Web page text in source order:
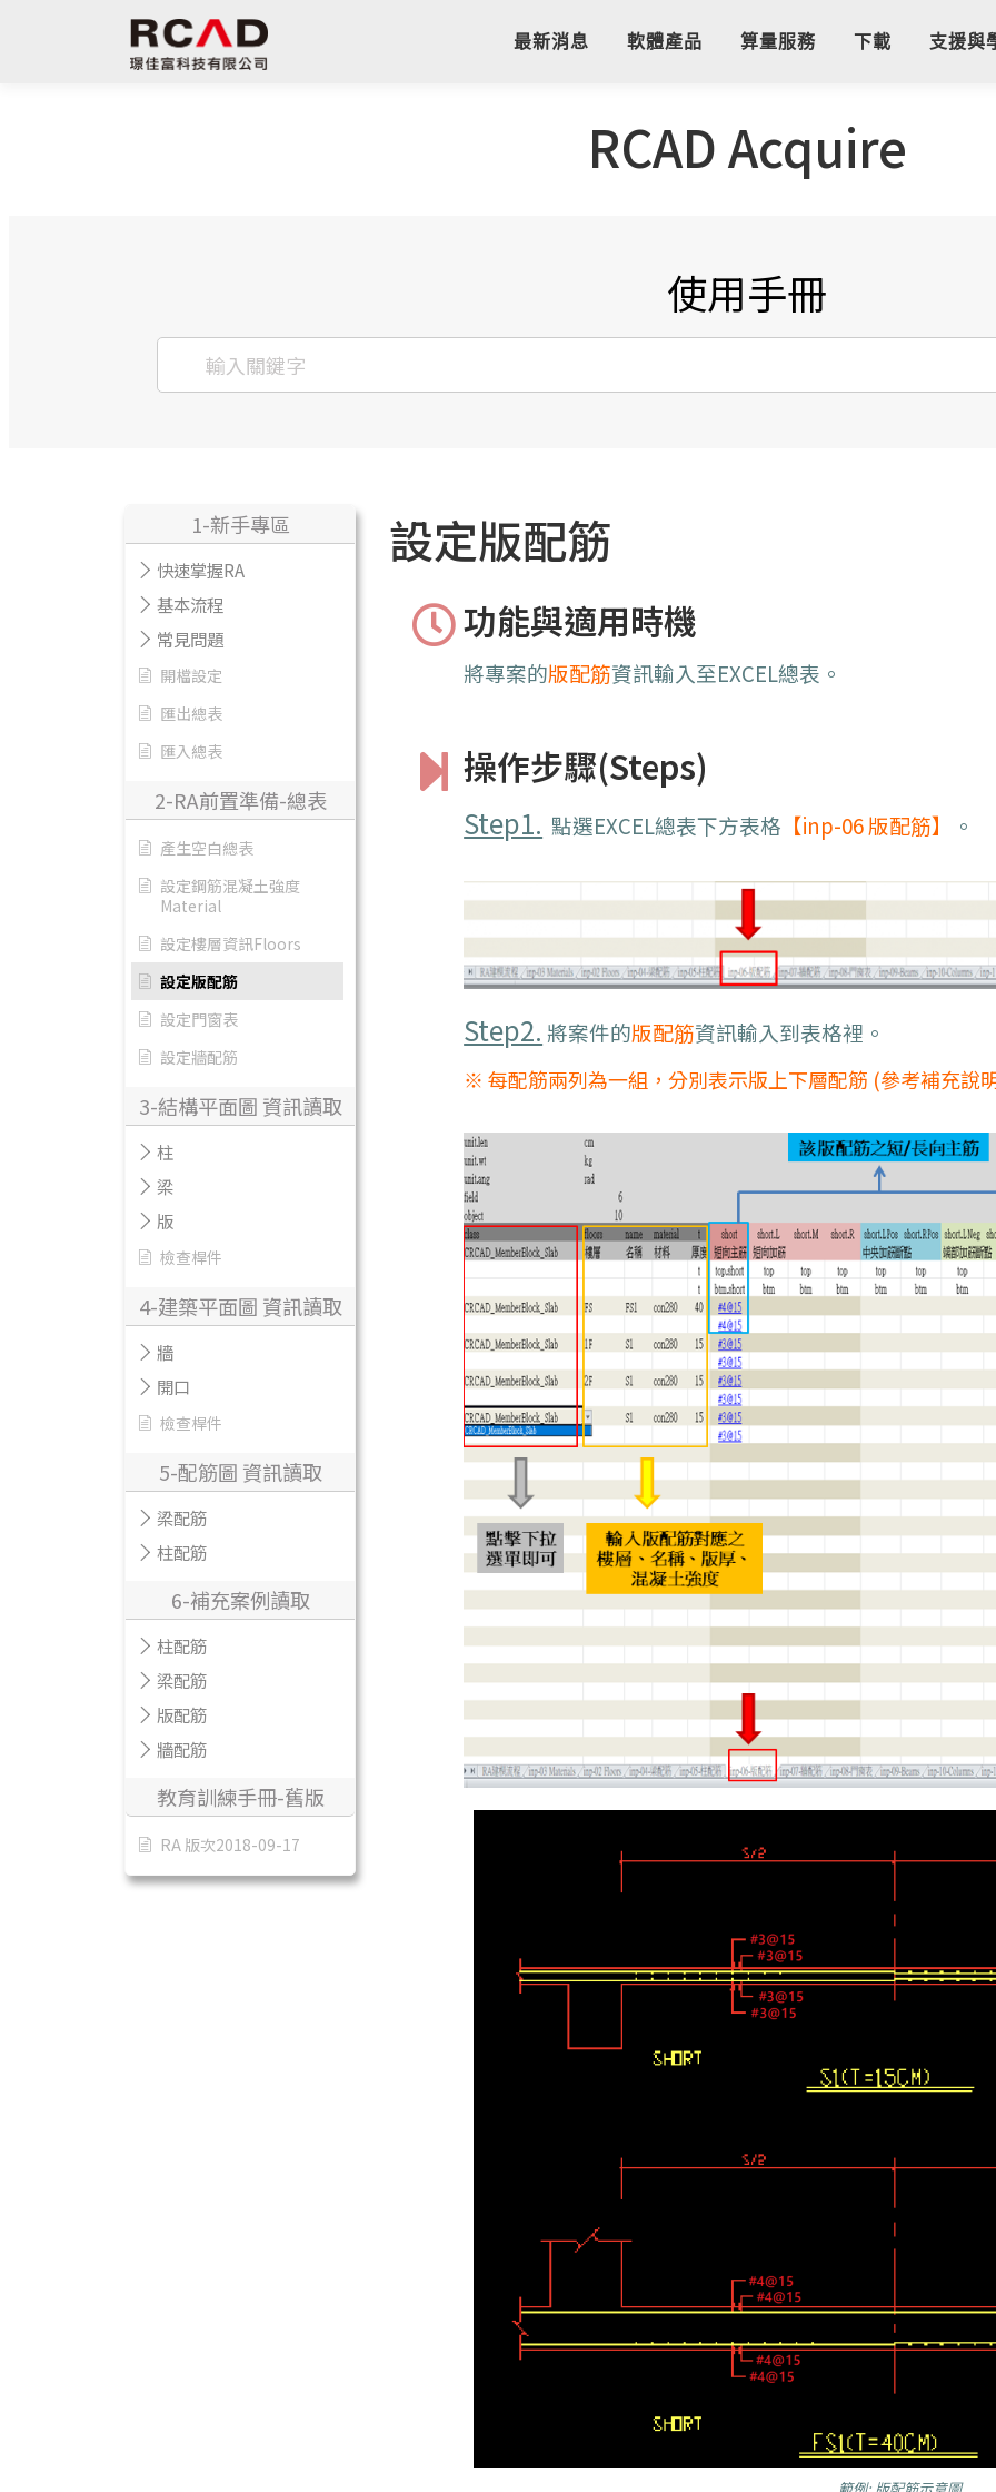
最新消息 軟體產品 算量服務 下載 支援與
RCAD Acquire
使用手冊
1-新手專區
快速掌握RA
基本流程
常見問題
開檔設定
匯出總表
匯入總表
2-RA前置準備-總表
產生空白總表
設定鋼筋混凝土強度
Material
設定樓層資訊Floors
設定版配筋
設定門窗表
設定牆配筋
3-結構平面圖 資訊讀取
柱
梁
版
檢查桿件
4-建築平面圖 資訊讀取
牆
開口
檢查桿件
5-配筋圖 資訊讀取
梁配筋
柱配筋
6-補充案例讀取
柱配筋
梁配筋
版配筋
牆配筋
教育訓練手冊-舊版
RA 版次2018-09-17
設定版配筋
功能與適用時機
將專案的版配筋資訊輸入至EXCEL總表。
操作步驟(Steps)
Step1. 點選EXCEL總表下方表格 【inp-06 版配筋】 。
Step2. 將案件的版配筋資訊輸入到表格裡。
※ 每配筋兩列為一組，分別表示版上下層配筋 (參考補充說